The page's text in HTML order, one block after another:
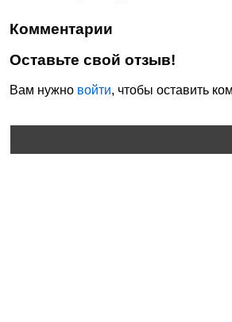
Комментарии
Оставьте свой отзыв!
Вам нужно войти, чтобы оставить